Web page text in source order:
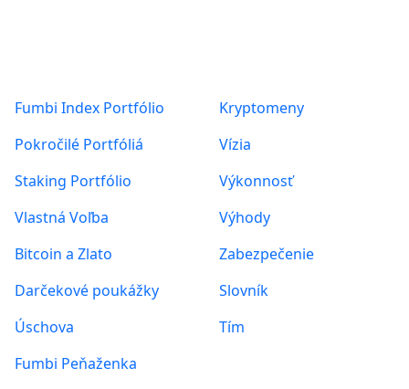
Fumbi Index Portfólio
Pokročilé Portfóliá
Staking Portfólio
Vlastná Voľba
Bitcoin a Zlato
Darčekové poukážky
Úschova
Fumbi Peňaženka
Kryptomeny
Vízia
Výkonnosť
Výhody
Zabezpečenie
Slovník
Tím